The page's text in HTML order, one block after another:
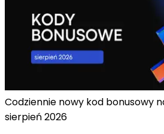
Codziennie nowy kod bonusowy
sierpień 2026